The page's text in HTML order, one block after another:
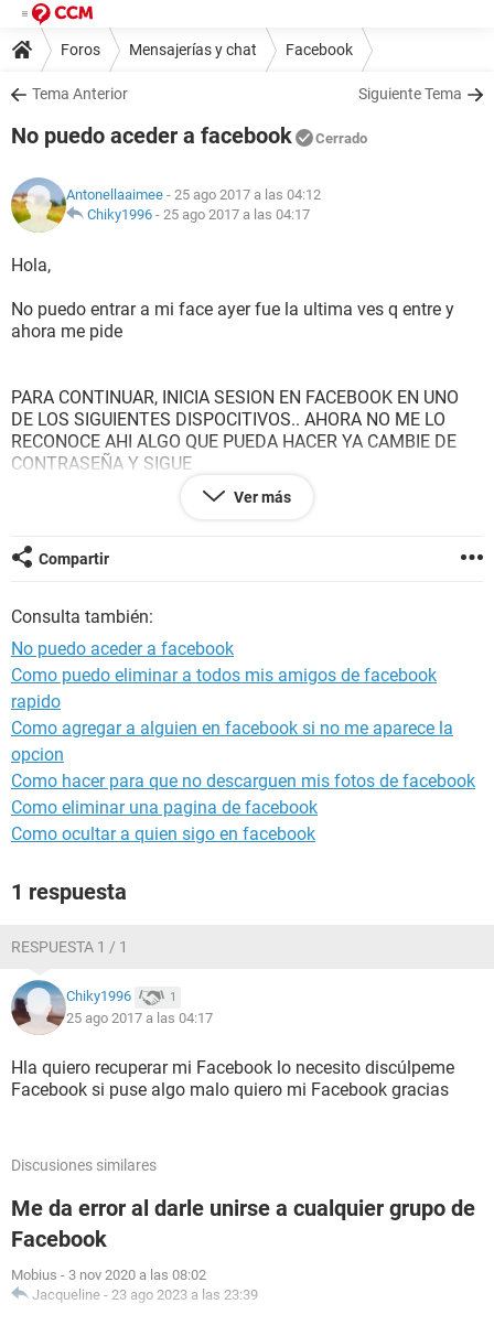
Foros Mensajerías y chat Facebook
Tema Anterior Siguiente Tema
No puedo aceder a facebook Cerrado
Antonellaaimee - 25 ago 2017 a las 04:12
Chiky1996 - 25 ago 2017 a las 04:17
Hola,
No puedo entrar a mi face ayer fue la ultima ves q entre y
ahora me pide
PARA CONTINUAR, INICIA SESION EN FACEBOOK EN UNO
DE LOS SIGUIENTES DISPOCITIVOS.. AHORA NO ME LO
RECONOCE AHI ALGO QUE PUEDA HACER YA CAMBIE DE
CONTRASEÑA Y SIGUE
http://static.ccm2.net/es.ccm.net/pictures/bOyzcrdnr
OoiG9ybNhJq35AdZvGEvnGaED6O2Z96wTjBMBggE9pzWf
Ver más
Compartir
Consulta también:
No puedo aceder a facebook
Como puedo eliminar a todos mis amigos de facebook
rapido
Como agregar a alguien en facebook si no me aparece la
opcion
Como hacer para que no descarguen mis fotos de facebook
Como eliminar una pagina de facebook
Como ocultar a quien sigo en facebook
1 respuesta
RESPUESTA 1 / 1
Chiky1996 1
25 ago 2017 a las 04:17
Hla quiero recuperar mi Facebook lo necesito discúlpeme
Facebook si puse algo malo quiero mi Facebook gracias
Discusiones similares
Me da error al darle unirse a cualquier grupo de
Facebook
Mobius - 3 nov 2020 a las 08:02
Jacqueline - 23 ago 2023 a las 23:39